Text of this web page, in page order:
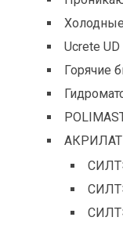
Ucrete
Горячие
АКРИЛАТ